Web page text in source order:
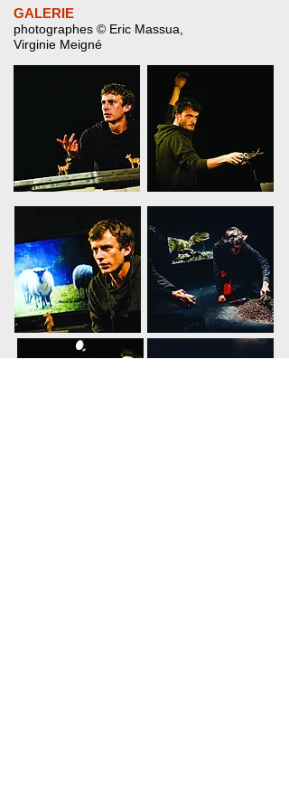
GALERIE
photographes © Eric Massua,
Virginie Meigné